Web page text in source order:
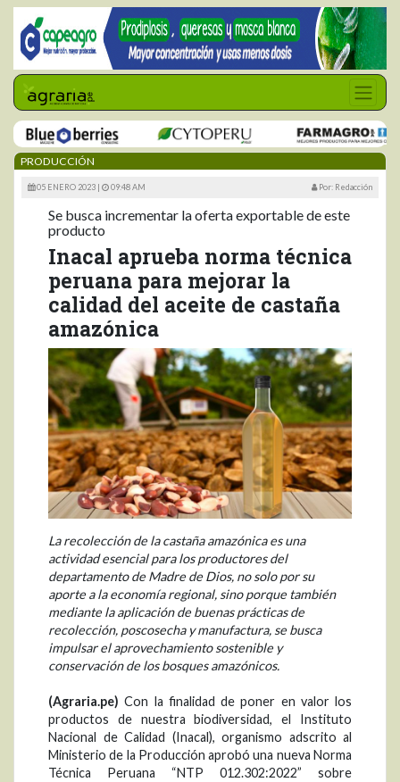
PRODUCCIÓN
05 ENERO 2023 | 09:48 AM Por: Redacción
Se busca incrementar la oferta exportable de este
producto
Inacal aprueba norma técnica
peruana para mejorar la
calidad del aceite de castaña
amazónica
La recolección de la castaña amazónica es una
actividad esencial para los productores del
departamento de Madre de Dios, no solo por su
aporte a la economía regional, sino porque también
mediante la aplicación de buenas prácticas de
recolección, poscosecha y manufactura, se busca
impulsar el aprovechamiento sostenible y
conservación de los bosques amazónicos.
(Agraria.pe) Con la finalidad de poner en valor los
productos de nuestra biodiversidad, el Instituto
Nacional de Calidad (Inacal), organismo adscrito al
Ministerio de la Producción aprobó una nueva Norma
Técnica Peruana “NTP 012.302:2022” sobre